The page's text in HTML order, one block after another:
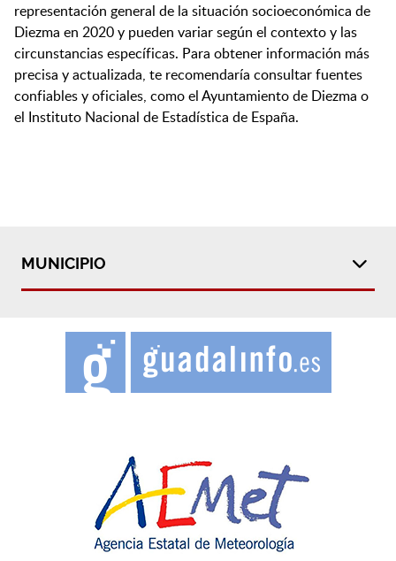
representación general de la situación socioeconómica de
Diezma en 2020 y pueden variar según el contexto y las
circunstancias específicas. Para obtener información más
precisa y actualizada, te recomendaría consultar fuentes
confiables y oficiales, como el Ayuntamiento de Diezma o
el Instituto Nacional de Estadística de España.
MUNICIPIO